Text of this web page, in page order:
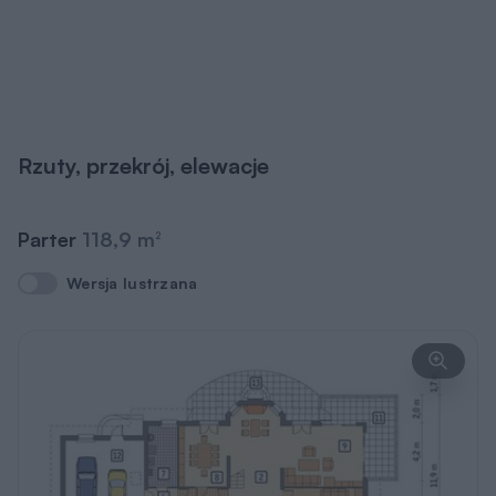
Rzuty, przekrój, elewacje
Parter 118,9 m2
Wersja lustrzana
Wersja lustrzana